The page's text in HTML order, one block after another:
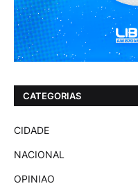
CATEGORIAS
CIDADE
NACIONAL
OPINIAO